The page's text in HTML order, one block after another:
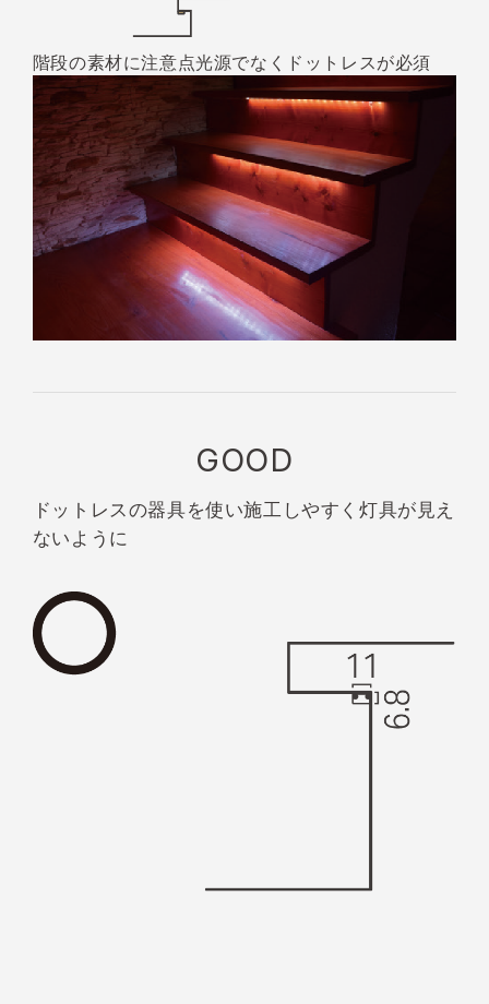
階段の素材に注意点光源でなくドットレスが必須
GOOD
ドットレスの器具を使い施工しやすく灯具が見え
ないように